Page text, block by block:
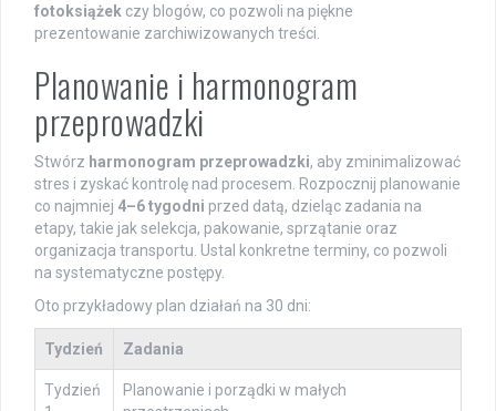
fotoksiążek czy blogów, co pozwoli na piękne
prezentowanie zarchiwizowanych treści.
Planowanie i harmonogram
przeprowadzki
Stwórz harmonogram przeprowadzki, aby zminimalizować
stres i zyskać kontrolę nad procesem. Rozpocznij planowanie
co najmniej 4–6 tygodni przed datą, dzieląc zadania na
etapy, takie jak selekcja, pakowanie, sprzątanie oraz
organizacja transportu. Ustal konkretne terminy, co pozwoli
na systematyczne postępy.
Oto przykładowy plan działań na 30 dni:
Tydzień Zadania
Tydzień
Planowanie i porządki w małych